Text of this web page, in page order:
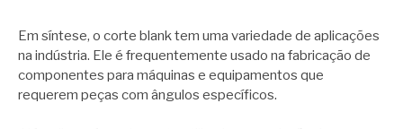
Em síntese, o corte blank tem uma variedade de aplicações
na indústria. Ele é frequentemente usado na fabricação de
componentes para máquinas e equipamentos que
requerem peças com ângulos específicos.